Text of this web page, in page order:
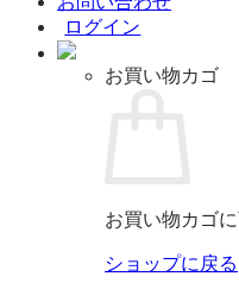
ログイン
お買い物カゴ
お買い物カゴ
ショップに戻る